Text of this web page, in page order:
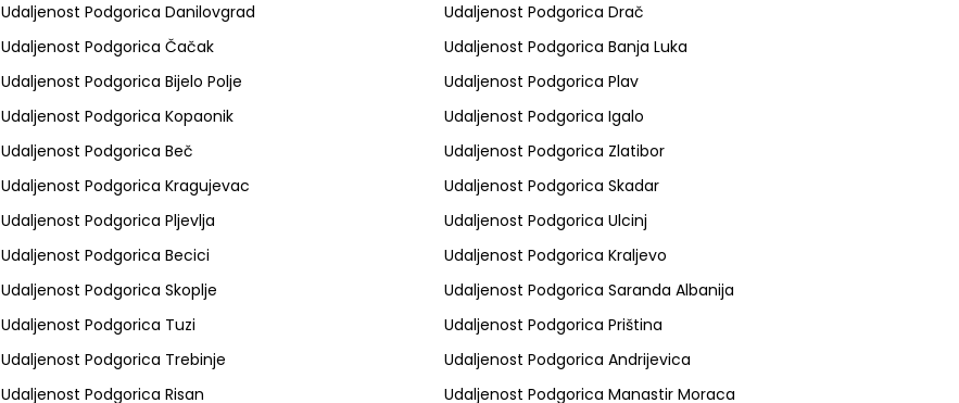
Udaljenost Podgorica Danilovgrad
Udaljenost Podgorica Drač
Udaljenost Podgorica Čačak
Udaljenost Podgorica Banja Luka
Udaljenost Podgorica Bijelo Polje
Udaljenost Podgorica Plav
Udaljenost Podgorica Kopaonik
Udaljenost Podgorica Igalo
Udaljenost Podgorica Beč
Udaljenost Podgorica Zlatibor
Udaljenost Podgorica Kragujevac
Udaljenost Podgorica Skadar
Udaljenost Podgorica Pljevlja
Udaljenost Podgorica Ulcinj
Udaljenost Podgorica Becici
Udaljenost Podgorica Kraljevo
Udaljenost Podgorica Skoplje
Udaljenost Podgorica Saranda Albanija
Udaljenost Podgorica Tuzi
Udaljenost Podgorica Priština
Udaljenost Podgorica Trebinje
Udaljenost Podgorica Andrijevica
Udaljenost Podgorica Risan
Udaljenost Podgorica Manastir Moraca